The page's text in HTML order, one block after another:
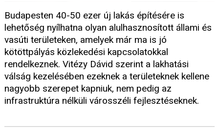
Budapesten 40-50 ezer új lakás építésére is
lehetőség nyílhatna olyan alulhasznosított állami és
vasúti területeken, amelyek már ma is jó
kötöttpályás közlekedési kapcsolatokkal
rendelkeznek. Vitézy Dávid szerint a lakhatási
válság kezelésében ezeknek a területeknek kellene
nagyobb szerepet kapniuk, nem pedig az
infrastruktúra nélküli városszéli fejlesztéseknek.